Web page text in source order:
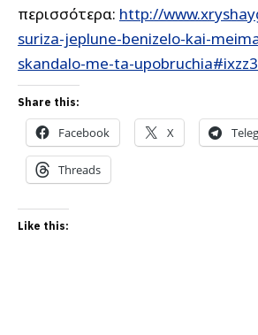
περισσότερα: http://
suriza-jeplune-benizelo-kai-
skandalo-me-ta-
Share this:
Facebook X
Threads
Like this: